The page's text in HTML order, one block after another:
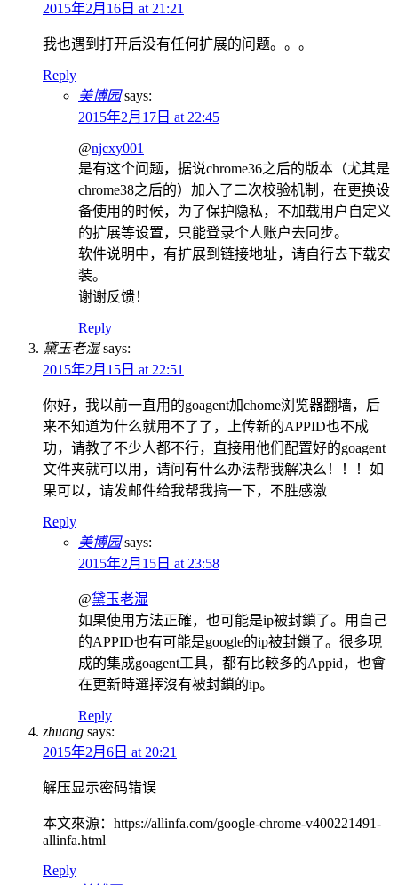
2015年2月16日 at 21:21
我也遇到打开后没有任何扩展的问题。。。
Reply
美博园 says:
2015年2月17日 at 22:45
@njcxy001
是有这个问题，据说chrome36之后的版本（尤其是
chrome38之后的）加入了二次校验机制，在更换设
备使用的时候，为了保护隐私，不加载用户自定义
的扩展等设置，只能登录个人账户去同步。
软件说明中，有扩展到链接地址，请自行去下载安
装。
谢谢反馈！
Reply
黛玉老湿 says:
2015年2月15日 at 22:51
你好，我以前一直用的goagent加chome浏览器翻墙，后
来不知道为什么就用不了了，上传新的APPID也不成
功，请教了不少人都不行，直接用他们配置好的goagent
文件夹就可以用，请问有什么办法帮我解决么！！！如
果可以，请发邮件给我帮我搞一下，不胜感激
Reply
美博园 says:
2015年2月15日 at 23:58
@黛玉老湿
如果使用方法正確，也可能是ip被封鎖了。用自己
的APPID也有可能是google的ip被封鎖了。很多現
成的集成goagent工具，都有比較多的Appid，也會
在更新時選擇沒有被封鎖的ip。
Reply
zhuang says:
2015年2月6日 at 20:21
解压显示密码错误
本文來源：https://allinfa.com/google-chrome-v400221491-
allinfa.html
Reply